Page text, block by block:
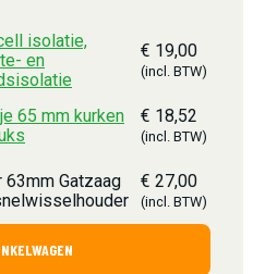
isolatie,
en
€ 19,00
(incl. BTW)
65 mm kurken
€ 18,52
(incl. BTW)
63mm Gatzaag
€ 27,00
(incl. BTW)